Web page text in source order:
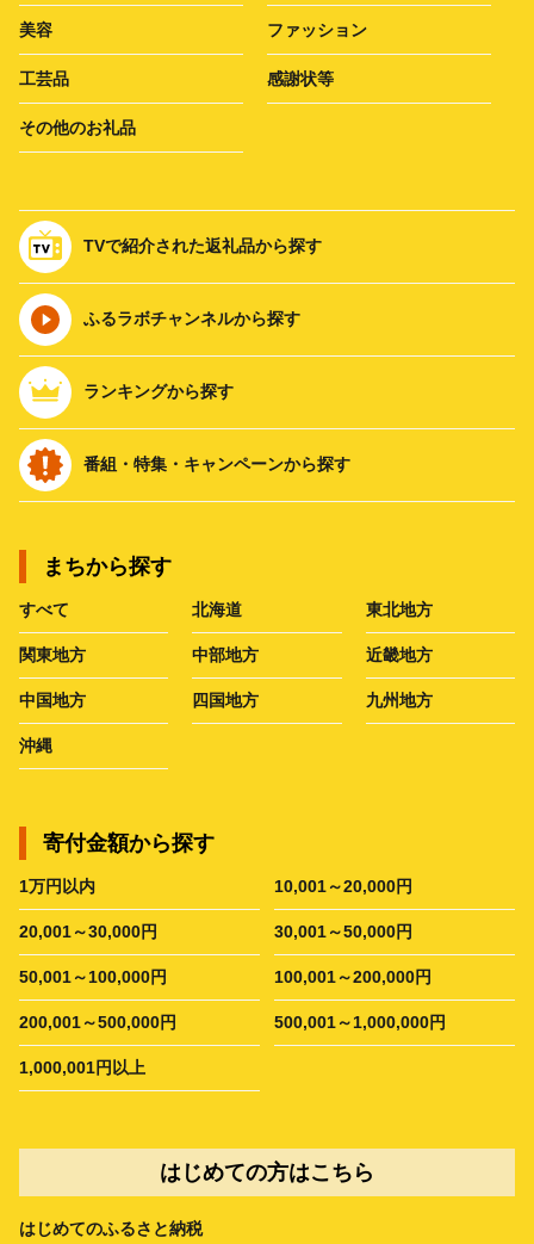
美容 ファッション
工芸品 感謝状等
その他のお礼品
TVで紹介された返礼品から探す
ふるラボチャンネルから探す
ランキングから探す
番組・特集・キャンペーンから探す
まちから探す
すべて 北海道 東北地方
関東地方 中部地方 近畿地方
中国地方 四国地方 九州地方
沖縄
寄付金額から探す
1万円以内 10,001～20,000円
20,001～30,000円 30,001～50,000円
50,001～100,000円 100,001～200,000円
200,001～500,000円 500,001～1,000,000円
1,000,001円以上
はじめての方はこちら
はじめてのふるさと納税